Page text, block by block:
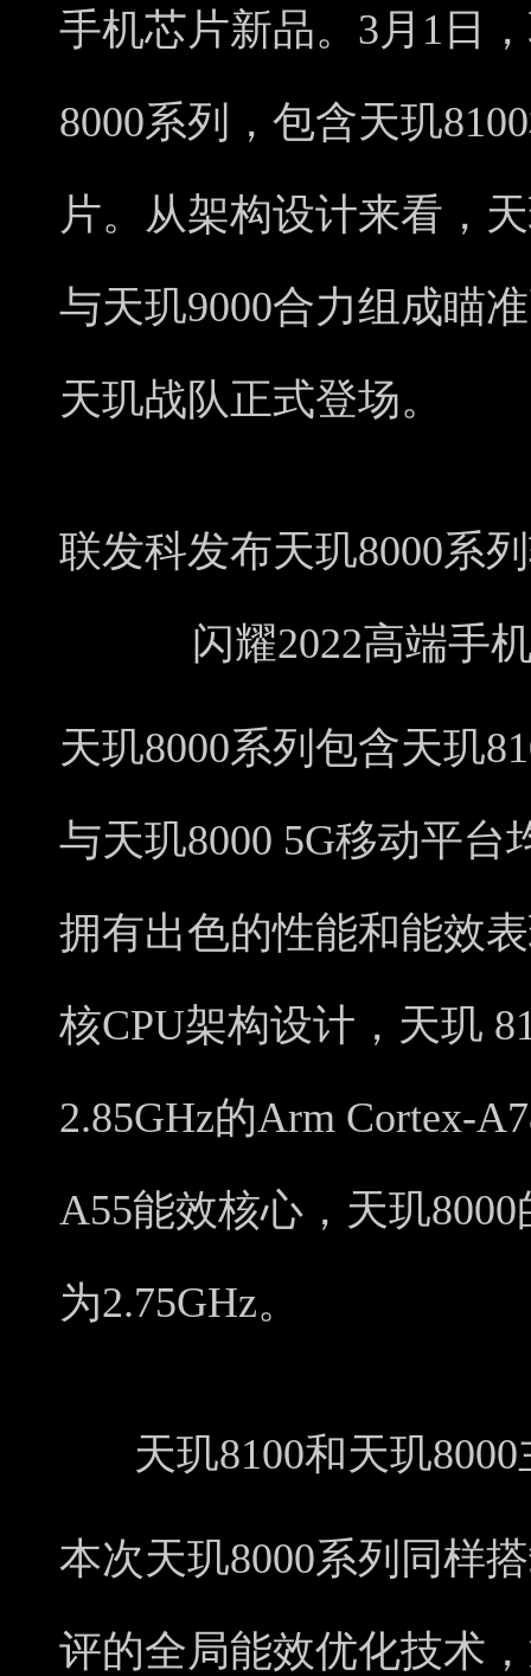
手机芯片新品。3月1日
8000系列，包含天玑
片。从架构设计来看，
与天玑9000合力组成瞄
天玑战队正式登场。
联发科发布天玑8000系
闪耀2022高端手
天玑8000系列包含天玑
与天玑8000 5G移动平台
拥有出色的性能和能效
核CPU架构设计，天玑
2.85GHz的Arm Cortex-
A55能效核心，天玑
为2.75GHz。
天玑8100和天玑
本次天玑8000系列同样
评的全局能效优化技术